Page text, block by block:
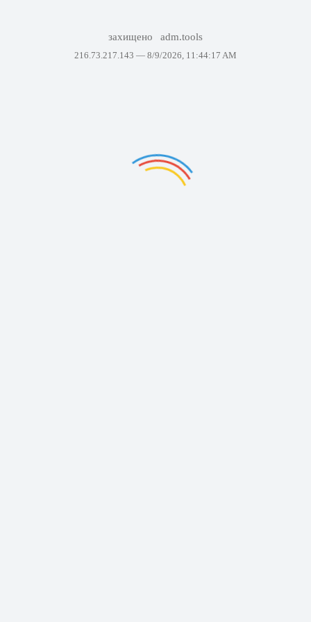
захищено adm.tools
216.73.217.143 — 8/9/2026, 11:44:17 AM